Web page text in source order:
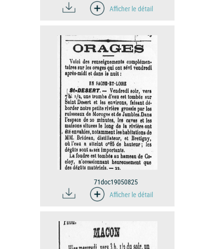
Afficher le détail
71doc19050825
Afficher le détail